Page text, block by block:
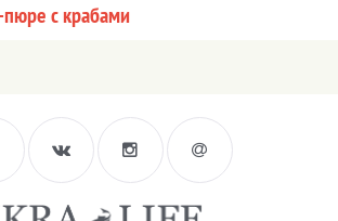
пюре с крабами